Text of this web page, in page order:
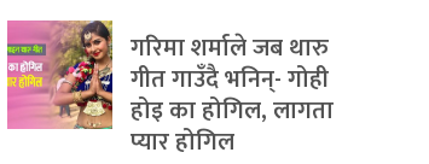
गरिमा शर्माले जब थारु
गीत गाउँदै भनिन्- गोही
होइ का होगिल, लागता
प्यार होगिल